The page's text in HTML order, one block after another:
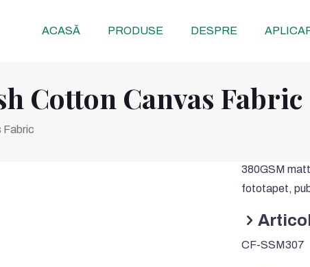
ACASĂ PRODUSE DESPRE
Cotton Canvas Fabric
Fabric
380GSM
fototapet,
CF-SSM307